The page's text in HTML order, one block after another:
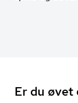
Er du øvet